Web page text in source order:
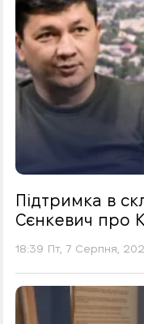
Підтримка в
Сєнкевич про
18:39 Пт, 7 Серпня,